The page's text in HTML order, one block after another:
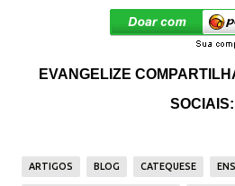
EVANGELIZE
SOCIAIS:
ARTIGOS BLOG CATEQUESE